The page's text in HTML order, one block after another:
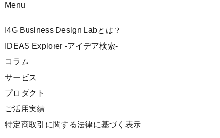
Menu
I4G Business Design Labとは？
IDEAS Explorer -アイデア検索-
コラム
サービス
プロダクト
ご活用実績
特定商取引に関する法律に基づく表示